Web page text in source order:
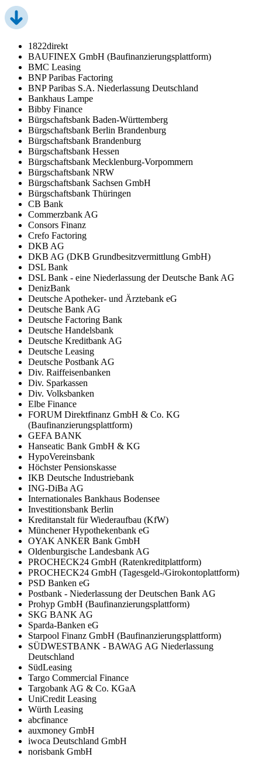
1822direkt
BAUFINEX GmbH (Baufinanzierungsplattform)
BMC Leasing
BNP Paribas Factoring
BNP Paribas S.A. Niederlassung Deutschland
Bankhaus Lampe
Bibby Finance
Bürgschaftsbank Baden-Württemberg
Bürgschaftsbank Berlin Brandenburg
Bürgschaftsbank Brandenburg
Bürgschaftsbank Hessen
Bürgschaftsbank Mecklenburg-Vorpommern
Bürgschaftsbank NRW
Bürgschaftsbank Sachsen GmbH
Bürgschaftsbank Thüringen
CB Bank
Commerzbank AG
Consors Finanz
Crefo Factoring
DKB AG
DKB AG (DKB Grundbesitzvermittlung GmbH)
DSL Bank
DSL Bank - eine Niederlassung der Deutsche Bank AG
DenizBank
Deutsche Apotheker- und Ärztebank eG
Deutsche Bank AG
Deutsche Factoring Bank
Deutsche Handelsbank
Deutsche Kreditbank AG
Deutsche Leasing
Deutsche Postbank AG
Div. Raiffeisenbanken
Div. Sparkassen
Div. Volksbanken
Elbe Finance
FORUM Direktfinanz GmbH & Co. KG
(Baufinanzierungsplattform)
GEFA BANK
Hanseatic Bank GmbH & KG
HypoVereinsbank
Höchster Pensionskasse
IKB Deutsche Industriebank
ING-DiBa AG
Internationales Bankhaus Bodensee
Investitionsbank Berlin
Kreditanstalt für Wiederaufbau (KfW)
Münchener Hypothekenbank eG
OYAK ANKER Bank GmbH
Oldenburgische Landesbank AG
PROCHECK24 GmbH (Ratenkreditplattform)
PROCHECK24 GmbH (Tagesgeld-/Girokontoplattform)
PSD Banken eG
Postbank - Niederlassung der Deutschen Bank AG
Prohyp GmbH (Baufinanzierungsplattform)
SKG BANK AG
Sparda-Banken eG
Starpool Finanz GmbH (Baufinanzierungsplattform)
SÜDWESTBANK - BAWAG AG Niederlassung
Deutschland
SüdLeasing
Targo Commercial Finance
Targobank AG & Co. KGaA
UniCredit Leasing
Würth Leasing
abcfinance
auxmoney GmbH
iwoca Deutschland GmbH
norisbank GmbH